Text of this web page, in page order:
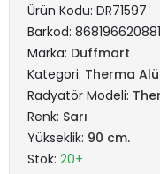
Ürün Kodu: DR71597
Barkod:
Marka: Duffmart
Kategori: Therma
Radyatör Modeli:
Renk: Sarı
Yükseklik: 90 cm.
Stok: 20+